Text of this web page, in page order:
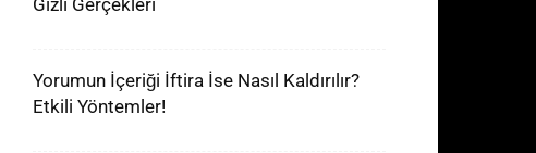
Gizli Gerçekleri
Yorumun İçeriği İftira İse Nasıl Kaldırılır?
Etkili Yöntemler!